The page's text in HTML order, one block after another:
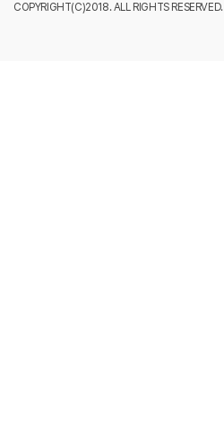
COPYRIGHT(C)2018. ALL RIGHTS RESERVED.